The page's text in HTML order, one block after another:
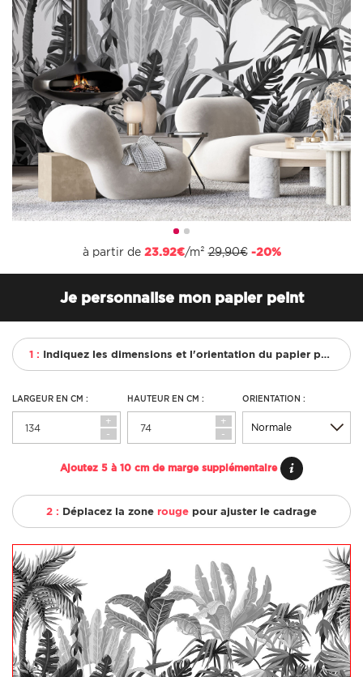
à partir de 23.92€/m²29,90€ -20%
Je personnalise mon papier peint
1 : Indiquez les dimensions et l'orientation du papier peint
LARGEUR EN CM :
+
-
HAUTEUR EN CM :
+
-
ORIENTATION :
Ajoutez 5 à 10 cm de marge supplémentaire
2 : Déplacez la zone rouge pour ajuster le cadrage